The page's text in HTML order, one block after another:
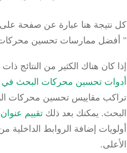
كل نتيجة هنا عبارة عن صفحة
" أفضل ممارسات تحسين
إذا كان هناك الكثير من النتائج
أدوات تحسين محركات البحث في
تراكب مقاييس تحسين محركات
البحث. يمكنك بعد ذلك تقييم عنوان URL
أولويات إضافة الروابط الداخلية
الأعلى.